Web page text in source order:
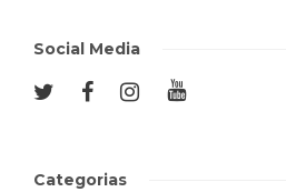
Social Media
Categorias